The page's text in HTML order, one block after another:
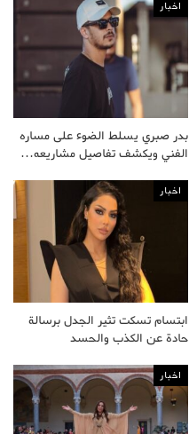
اخبار
بدر صبري يسلط الضوء على مساره
الفني ويكشف تفاصيل مشاريعه…
اخبار
ابتسام تسكت تثير الجدل برسالة
حادة عن الكذب والحسد
اخبار